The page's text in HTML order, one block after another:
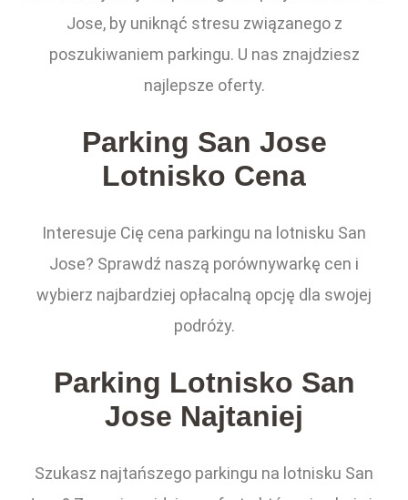
Jose, by uniknąć stresu związanego z
poszukiwaniem parkingu. U nas znajdziesz
najlepsze oferty.
Parking San Jose
Lotnisko Cena
Interesuje Cię cena parkingu na lotnisku San
Jose? Sprawdź naszą porównywarkę cen i
wybierz najbardziej opłacalną opcję dla swojej
podróży.
Parking Lotnisko San
Jose Najtaniej
Szukasz najtańszego parkingu na lotnisku San